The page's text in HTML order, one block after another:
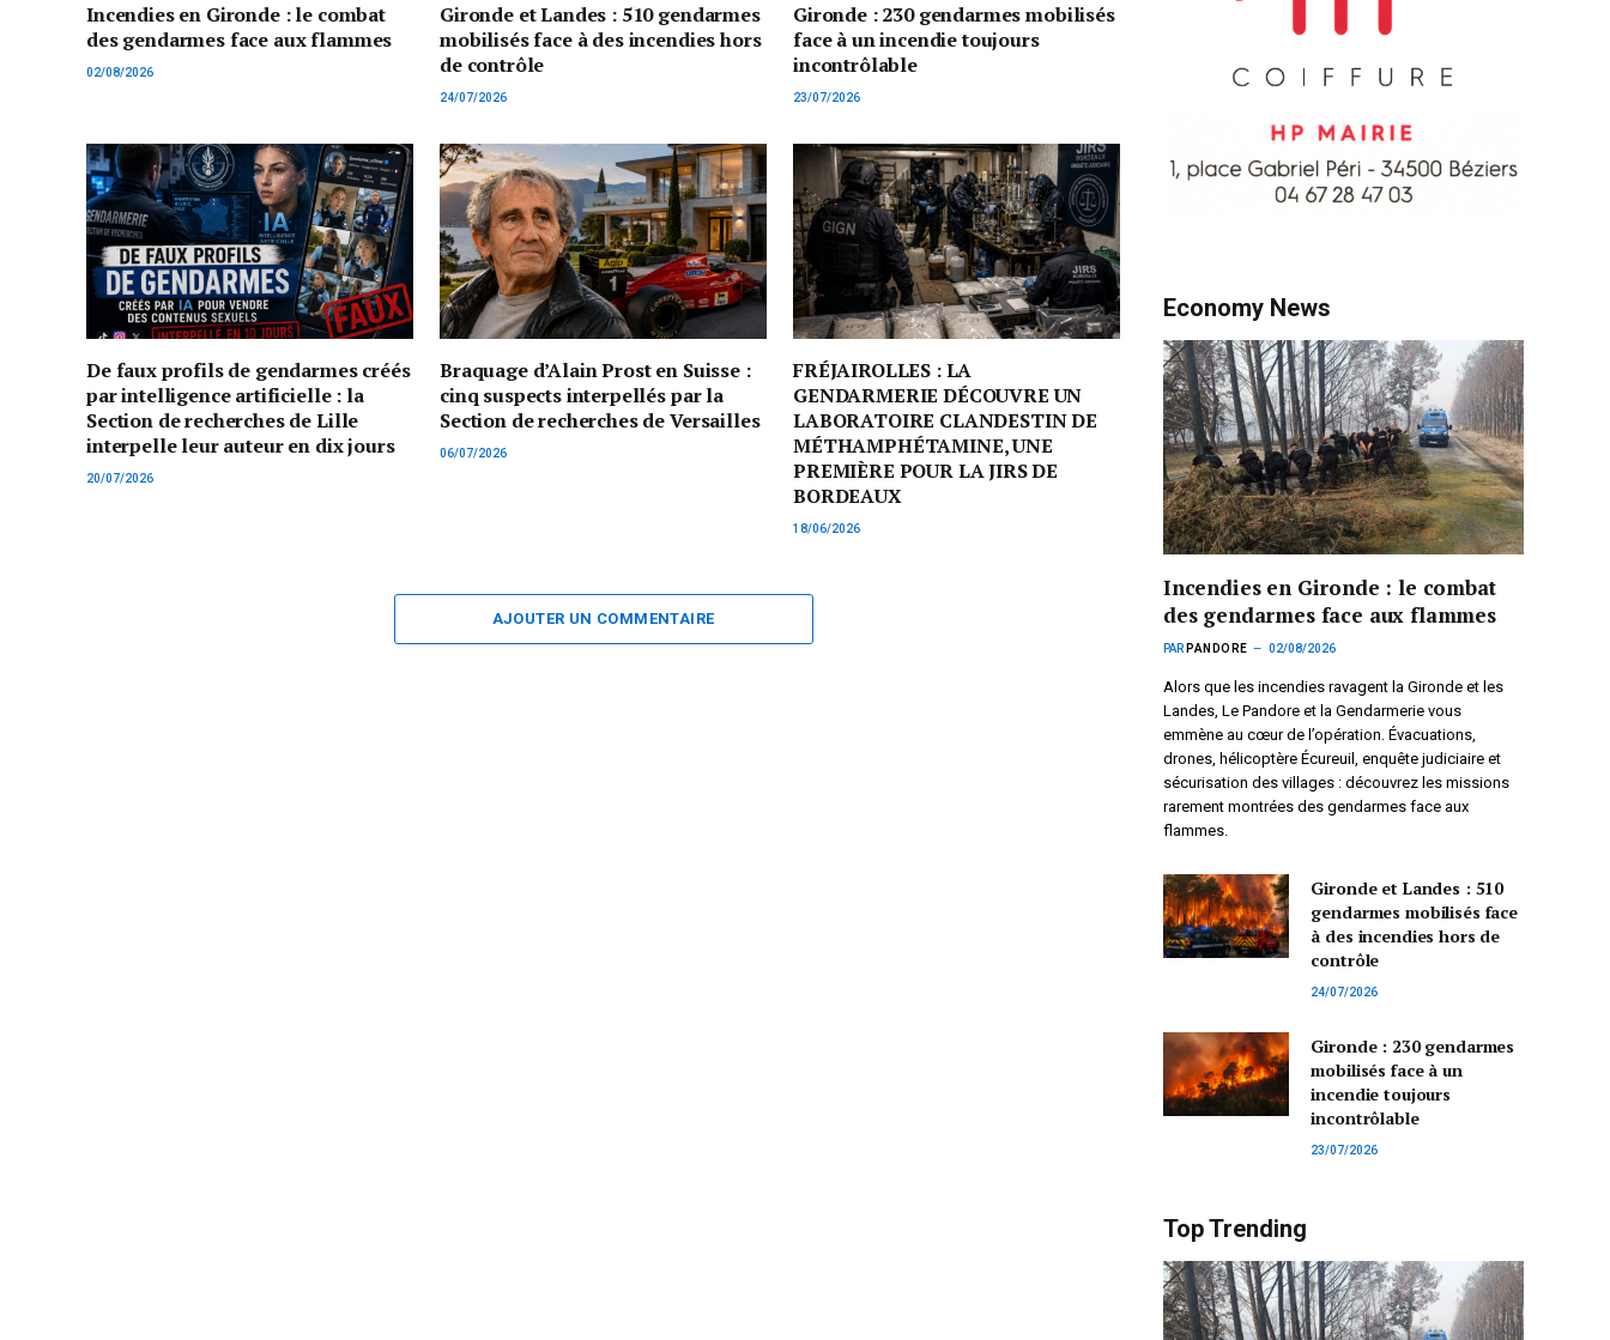
Incendies en Gironde : le combat
des gendarmes face aux flammes
02/08/2026
Gironde et Landes : 510 gendarmes
mobilisés face à des incendies hors
de contrôle
24/07/2026
Gironde : 230 gendarmes mobilisés
face à un incendie toujours
incontrôlable
23/07/2026
De faux profils de gendarmes créés
par intelligence artificielle : la
Section de recherches de Lille
interpelle leur auteur en dix jours
20/07/2026
Braquage d’Alain Prost en Suisse :
cinq suspects interpellés par la
Section de recherches de Versailles
06/07/2026
FRÉJAIROLLES : LA
GENDARMERIE DÉCOUVRE UN
LABORATOIRE CLANDESTIN DE
MÉTHAMPHÉTAMINE, UNE
PREMIÈRE POUR LA JIRS DE
BORDEAUX
18/06/2026
AJOUTER UN COMMENTAIRE
Economy News
Incendies en Gironde : le combat
des gendarmes face aux flammes
PAR PANDORE 02/08/2026
Alors que les incendies ravagent la Gironde et les
Landes, Le Pandore et la Gendarmerie vous
emmène au cœur de l’opération. Évacuations,
drones, hélicoptère Écureuil, enquête judiciaire et
sécurisation des villages : découvrez les missions
rarement montrées des gendarmes face aux
flammes.
Gironde et Landes : 510
gendarmes mobilisés face
à des incendies hors de
contrôle
24/07/2026
Gironde : 230 gendarmes
mobilisés face à un
incendie toujours
incontrôlable
23/07/2026
Top Trending